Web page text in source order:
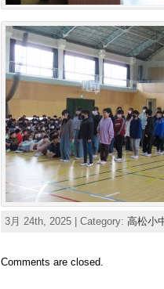
3月 24th, 2025 | Category: 高松小
Comments are closed.